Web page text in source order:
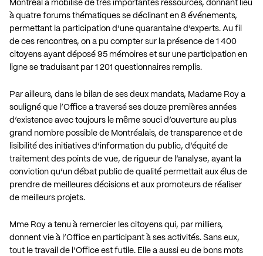
Montréal a mobilisé de très importantes ressources, donnant lieu
à quatre forums thématiques se déclinant en 8 événements,
permettant la participation d’une quarantaine d’experts. Au fil
de ces rencontres, on a pu compter sur la présence de 1 400
citoyens ayant déposé 95 mémoires et sur une participation en
ligne se traduisant par 1 201 questionnaires remplis.
Par ailleurs, dans le bilan de ses deux mandats, Madame Roy a
souligné que l’Office a traversé ses douze premières années
d’existence avec toujours le même souci d’ouverture au plus
grand nombre possible de Montréalais, de transparence et de
lisibilité des initiatives d’information du public, d’équité de
traitement des points de vue, de rigueur de l’analyse, ayant la
conviction qu’un débat public de qualité permettait aux élus de
prendre de meilleures décisions et aux promoteurs de réaliser
de meilleurs projets.
Mme Roy a tenu à remercier les citoyens qui, par milliers,
donnent vie à l’Office en participant à ses activités. Sans eux,
tout le travail de l’Office est futile. Elle a aussi eu de bons mots